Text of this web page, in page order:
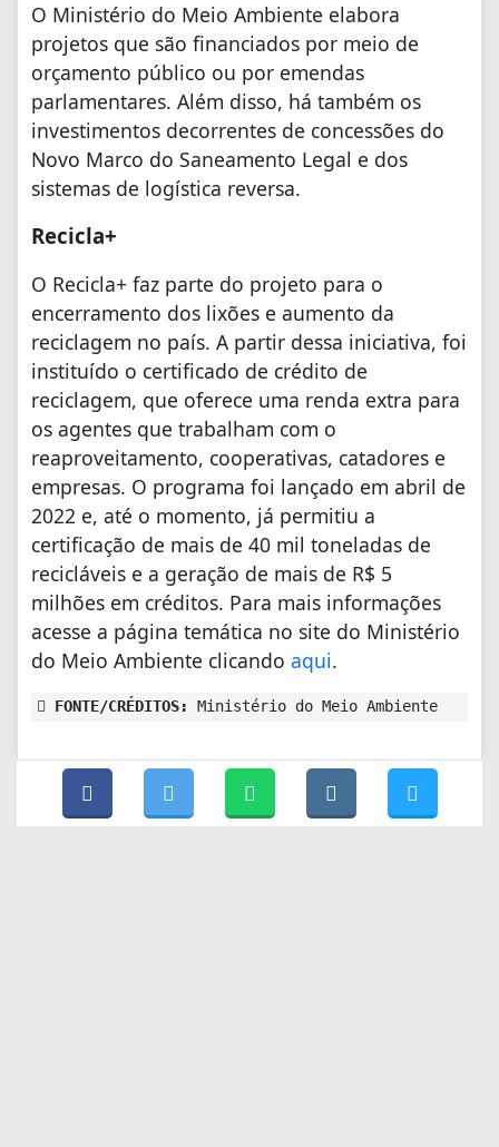
O Ministério do Meio Ambiente elabora
projetos que são financiados por meio de
orçamento público ou por emendas
parlamentares. Além disso, há também os
investimentos decorrentes de concessões do
Novo Marco do Saneamento Legal e dos
sistemas de logística reversa.
Recicla+
O Recicla+ faz parte do projeto para o
encerramento dos lixões e aumento da
reciclagem no país. A partir dessa iniciativa, foi
instituído o certificado de crédito de
reciclagem, que oferece uma renda extra para
os agentes que trabalham com o
reaproveitamento, cooperativas, catadores e
empresas. O programa foi lançado em abril de
2022 e, até o momento, já permitiu a
certificação de mais de 40 mil toneladas de
recicláveis e a geração de mais de R$ 5
milhões em créditos. Para mais informações
acesse a página temática no site do Ministério
do Meio Ambiente clicando aqui.
FONTE/CRÉDITOS: Ministério do Meio Ambiente